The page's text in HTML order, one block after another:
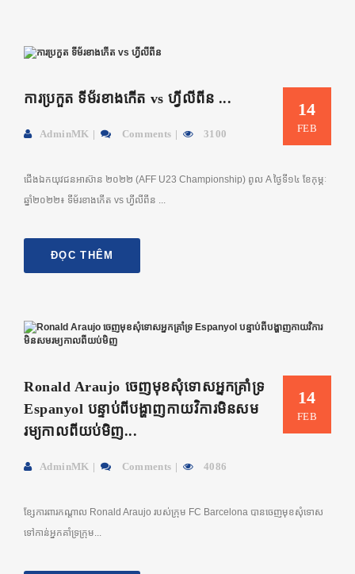
14
FEB
ការប្រកួត ទីម័រខាងកើត vs ហ្វីលីពីន ...
AdminMK Comments 3100
ជើងឯកយុវជនអាស៊ាន ២០២២ (AFF U23 Championship) ពូល A ថ្ងៃទី១៤ ខែកុម្ភៈ
ឆ្នាំ២០២២៖ ទីម័រខាងកើត vs ហ្វីលីពីន ...
ĐỌC THÊM
14
FEB
Ronald Araujo ចេញមុខសុំទោសអ្នកគ្រាំទ្រ
Espanyol បន្ទាប់ពីបង្ហាញកាយវិការមិនសម
រម្យកាលពីយប់មិញ...
AdminMK Comments 4086
ខ្សែការពារកណ្តាល Ronald Araujo របស់ក្រុម​ FC Barcelona បានចេញមុខសុំទោស
ទៅកាន់អ្នកគាំទ្រក្រុម...